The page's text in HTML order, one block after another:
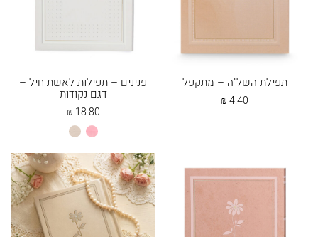
תפילת השל"ה – מתקפל
4.40
₪
פנינים – תפילות לאשת חיל –
דגם נקודות
18.80
₪
ורודפנינה